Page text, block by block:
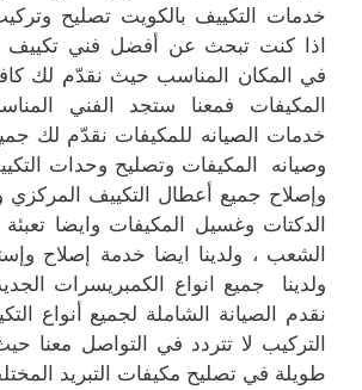
خدمات التكييف بالكويت تصليح
اذا كنت تبحث عن أفضل فني تكييف
في المكان المناسب حيث نقدّم لك
المكيفات فمعنا ستجد الفني
خدمات الصيانه للمكيفات نقدّم لك
وصيانه المكيفات وتصليح وحدات
وإصلاح جميع أعطال التكييف المركزي
الدكتات وغسيل المكيفات وايضا
الشعب ، ولدينا ايضا خدمة إصلاح
ولدينا جميع انواع الكمبريسرات
نقدم الصيانة الشاملة لجميع أنواع
التركيب لا تتردد في التواصل معنا
طويلة في تصليح مكيفات التبريد